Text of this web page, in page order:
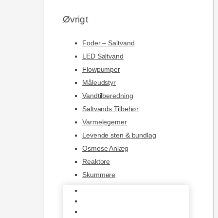
Øvrigt
Foder – Saltvand
LED Saltvand
Flowpumper
Måleudstyr
Vandtilberedning
Saltvands Tilbehør
Varmelegemer
Levende sten & bundlag
Osmose Anlæg
Reaktore
Skummere